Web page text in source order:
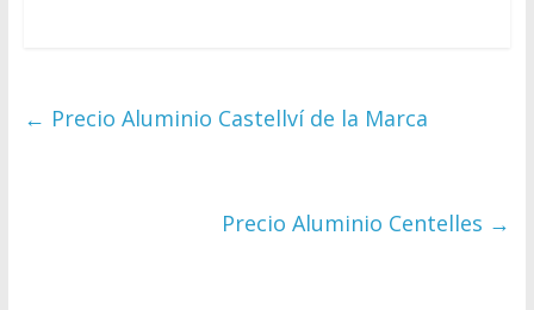
← Precio Aluminio Castellví de la Marca
Precio Aluminio Centelles →